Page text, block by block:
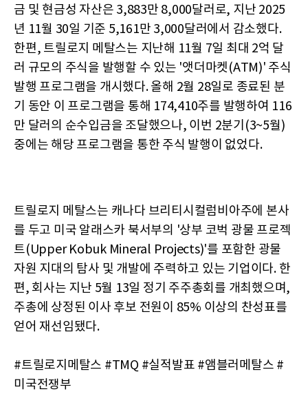
금 및 현금성 자산은 3,883만 8,000달러로, 지난 2025
년 11월 30일 기준 5,161만 3,000달러에서 감소했다.
한편, 트릴로지 메탈스는 지난해 11월 7일 최대 2억 달
러 규모의 주식을 발행할 수 있는 '앳더마켓(ATM)' 주식
발행 프로그램을 개시했다. 올해 2월 28일로 종료된 분
기 동안 이 프로그램을 통해 174,410주를 발행하여 116
만 달러의 순수입금을 조달했으나, 이번 2분기(3~5월)
중에는 해당 프로그램을 통한 주식 발행이 없었다.
트릴로지 메탈스는 캐나다 브리티시컬럼비아주에 본사
를 두고 미국 알래스카 북서부의 '상부 코벅 광물 프로젝
트(Upper Kobuk Mineral Projects)'를 포함한 광물
자원 지대의 탐사 및 개발에 주력하고 있는 기업이다. 한
편, 회사는 지난 5월 13일 정기 주주총회를 개최했으며,
주총에 상정된 이사 후보 전원이 85% 이상의 찬성표를
얻어 재선임됐다.
#트릴로지메탈스 #TMQ #실적발표 #앰블러메탈스 #
미국전쟁부